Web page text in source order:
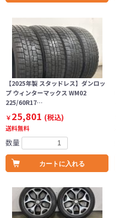
【2025年製 スタッドレス】ダンロッ
プ ウィンターマックス WM02
225/60R17…
￥25,801 (税込)
送料無料
数量
カートに入れる